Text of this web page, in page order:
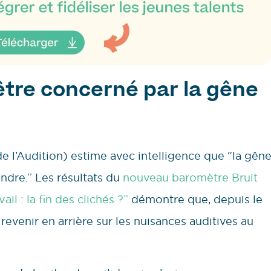
concerné par la gêne
l’Audition) estime avec intelligence que “la gêne
Les résultats du nouveau baromètre Bruit
: la fin des clichés ?” démontre que, depuis le
en arrière sur les nuisances auditives au